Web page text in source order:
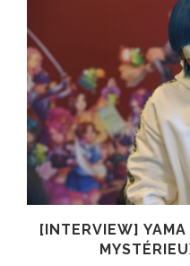
[INTERVIEW]